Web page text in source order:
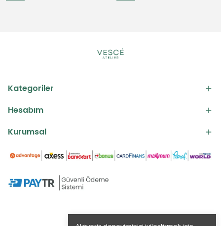
Kategoriler
Hesabım
Kurumsal